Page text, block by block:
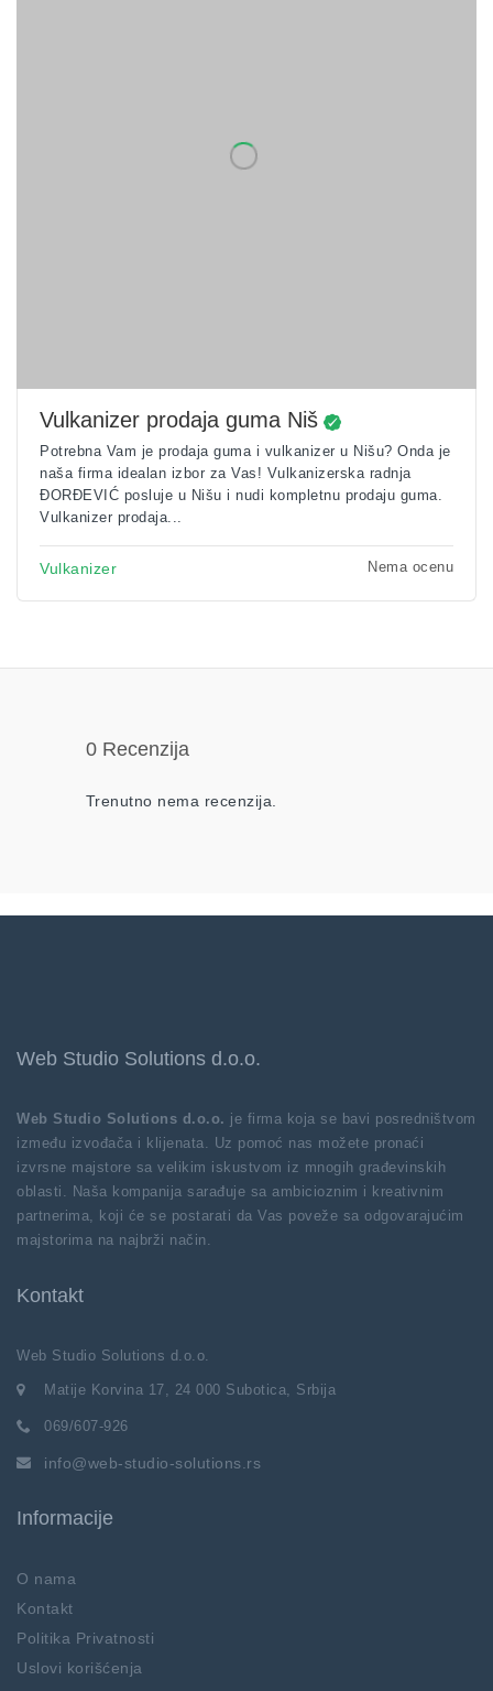
Vulkanizer prodaja guma Niš
Potrebna Vam je prodaja guma i vulkanizer u Nišu? Onda je
naša firma idealan izbor za Vas! Vulkanizerska radnja
ĐORĐEVIĆ posluje u Nišu i nudi kompletnu prodaju guma.
Vulkanizer prodaja...
Vulkanizer Nema ocenu
0 Recenzija
Trenutno nema recenzija.
Web Studio Solutions d.o.o.
Web Studio Solutions d.o.o. je firma koja se bavi posredništvom
između izvođača i klijenata. Uz pomoć nas možete pronaći
izvrsne majstore sa velikim iskustvom iz mnogih građevinskih
oblasti. Naša kompanija sarađuje sa ambicioznim i kreativnim
partnerima, koji će se postarati da Vas poveže sa odgovarajućim
majstorima na najbrži način.
Kontakt
Web Studio Solutions d.o.o.
Matije Korvina 17, 24 000 Subotica, Srbija
069/607-926
info@web-studio-solutions.rs
Informacije
O nama
Kontakt
Politika Privatnosti
Uslovi korišćenja